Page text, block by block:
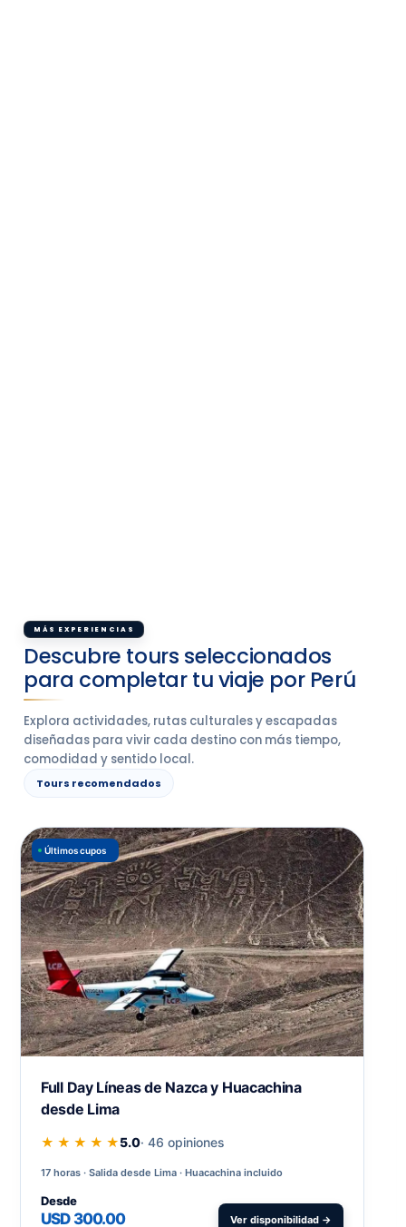
MÁS EXPERIENCIAS
Descubre tours seleccionados
para completar tu viaje por Perú
Explora actividades, rutas culturales y escapadas
diseñadas para vivir cada destino con más tiempo,
comodidad y sentido local.
Tours recomendados
Últimos cupos
Full Day Líneas de Nazca y Huacachina
desde Lima
★ ★ ★ ★ ★5.0· 46 opiniones
17 horas Salida desde Lima · Huacachina incluido
Desde
USD 300.00 Ver disponibilidad →